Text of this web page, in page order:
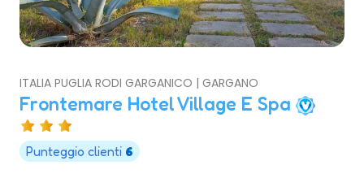
ITALIA PUGLIA RODI GARGANICO | GARGANO
Frontemare Hotel Village E Spa
Punteggio clienti 6